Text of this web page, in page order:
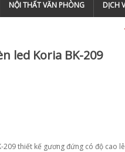
NỘI THẤT VĂN PHÒNG DỊCH
led Koria BK-209
thiết kế gương đứng có độ cao